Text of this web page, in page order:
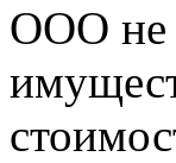
ООО не